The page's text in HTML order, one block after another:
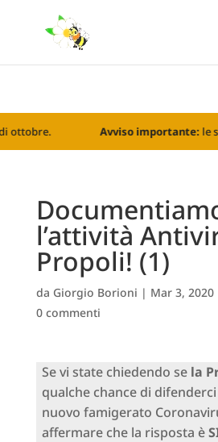
Le vendite online e le spedizioni
sospese. Riprenderanno nel
Avviso importante:le spedizioni
l’attività
Propoli! (1)
da Giorgio Borioni | Mar 3, 2020
0 commenti
Se vi state chiedendo se la
qualche chance di
nuovo famigerato
affermare che la risposta è